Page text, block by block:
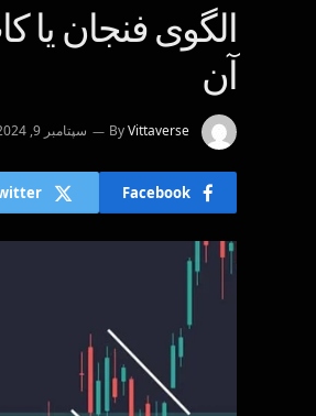
الگوی فنجان یا
آن
ByVittaverse سپتامبر 9, 2024
Facebook